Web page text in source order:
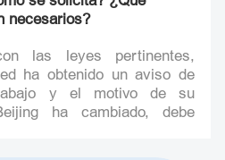
la solicitud con los
en el lugar y la hora
de documentos de
en el distrito de
de Entrada y Salida de
necesarios?
las leyes pertinentes,
ha obtenido un aviso de
y el motivo de su
ha cambiado, debe